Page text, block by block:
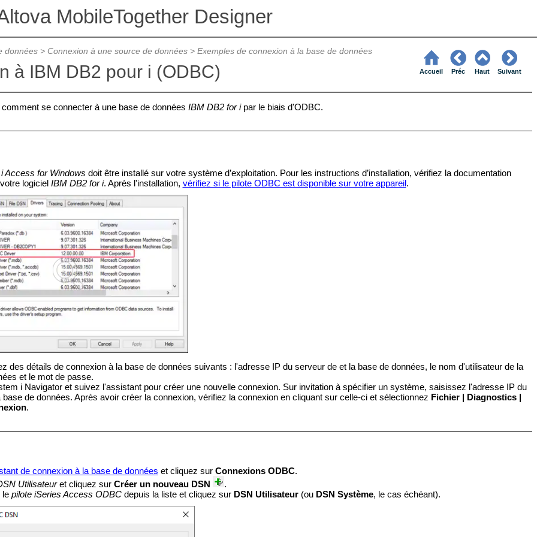
MobileTogether Designer
données> Connexion à une source de données> Exemples de connexion à la base de données
à IBM DB2 pour i (ODBC) Accueil Préc Haut Suivant
se connecter à une base de données IBM DB2 for ipar le biais d'ODBC.
Access for Windows doit être installé sur votre système d’exploitation. Pour les instructions d’installation, vérifiez la documentation
logiciel IBM DB2 for i. Après l'installation, vérifiez si le pilote ODBC est disponible sur votre appareil.
des détails de connexion à la base de données suivants : l'adresse IP du serveur de et la base de données, le nom d'utilisateur de la
et le mot de passe.
i Navigator et suivez l'assistant pour créer une nouvelle connexion. Sur invitation à spécifier un système, saisissez l'adresse IP du
base de données. Après avoir créer la connexion, vérifiez la connexion en cliquant sur celle-ci et sélectionnez Fichier | Diagnostics |
.
de connexion à la base de données et cliquez surConnexions ODBC.
Utilisateuret cliquez sur Créer un nouveau DSN
.
le pilote iSeries Access ODBCdepuis la liste et cliquez sur DSN Utilisateur(ou DSN Système, le cas échéant).